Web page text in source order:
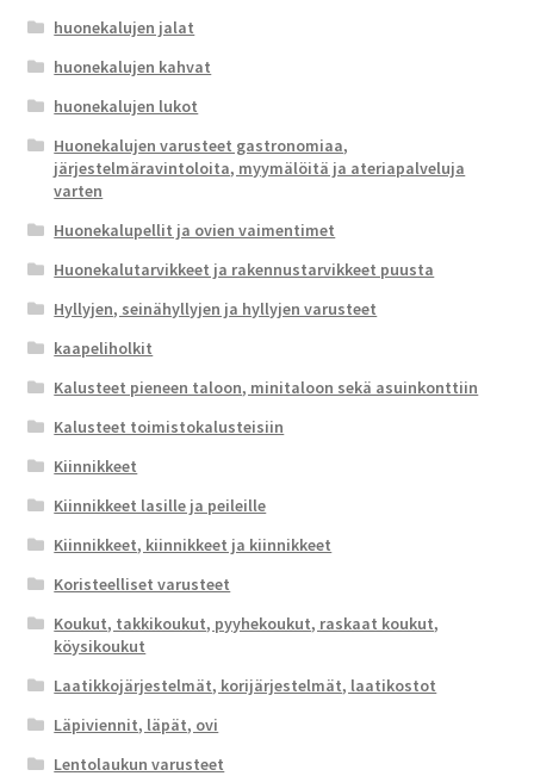
huonekalujen jalat
huonekalujen kahvat
huonekalujen lukot
Huonekalujen varusteet gastronomiaa,
järjestelmäravintoloita, myymälöitä ja ateriapalveluja
varten
Huonekalupellit ja ovien vaimentimet
Huonekalutarvikkeet ja rakennustarvikkeet puusta
Hyllyjen, seinähyllyjen ja hyllyjen varusteet
kaapeliholkit
Kalusteet pieneen taloon, minitaloon sekä asuinkonttiin
Kalusteet toimistokalusteisiin
Kiinnikkeet
Kiinnikkeet lasille ja peileille
Kiinnikkeet, kiinnikkeet ja kiinnikkeet
Koristeelliset varusteet
Koukut, takkikoukut, pyyhekoukut, raskaat koukut,
köysikoukut
Laatikkojärjestelmät, korijärjestelmät, laatikostot
Läpiviennit, läpät, ovi
Lentolaukun varusteet